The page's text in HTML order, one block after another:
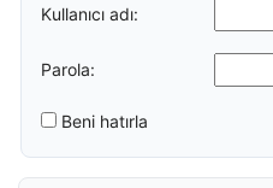
Kullanıcı adı:
Parola:
Beni hatırla